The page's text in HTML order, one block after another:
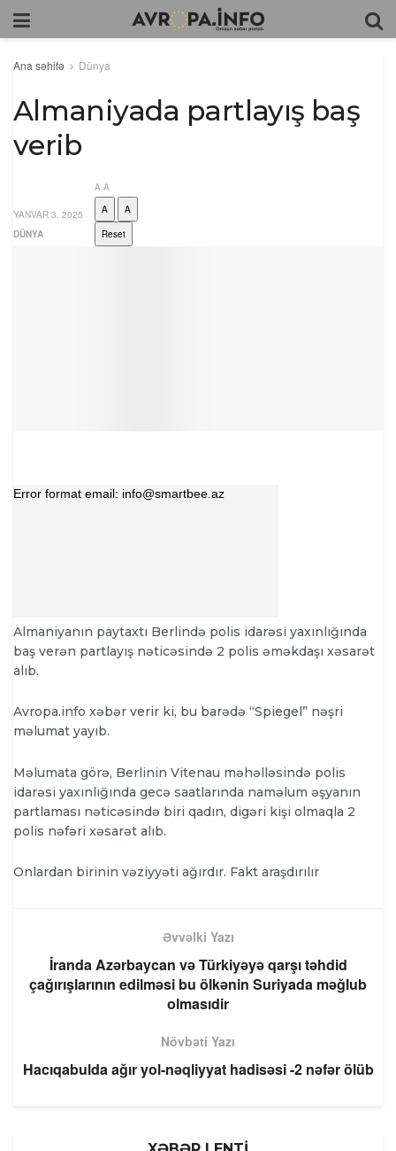
Ana səhifə Dünya
Almaniyada partlayış baş
verib
YANVAR 3, 2025
DÜNYA
A A
A
A
Reset
Almaniyanın paytaxtı Berlində polis idarəsi yaxınlığında
baş verən partlayış nəticəsində 2 polis əməkdaşı xəsarət
alıb.
Avropa.info xəbər verir ki, bu barədə “Spiegel” nəşri
məlumat yayıb.
Məlumata görə, Berlinin Vitenau məhəlləsində polis
idarəsi yaxınlığında gecə saatlarında naməlum əşyanın
partlaması nəticəsində biri qadın, digəri kişi olmaqla 2
polis nəfəri xəsarət alıb.
Onlardan birinin vəziyyəti ağırdır. Fakt araşdırılır
Əvvəlki Yazı
İranda Azərbaycan və Türkiyəyə qarşı təhdid
çağırışlarının edilməsi bu ölkənin Suriyada məğlub
olmasıdir
Növbəti Yazı
Hacıqabulda ağır yol-nəqliyyat hadisəsi -2 nəfər ölüb